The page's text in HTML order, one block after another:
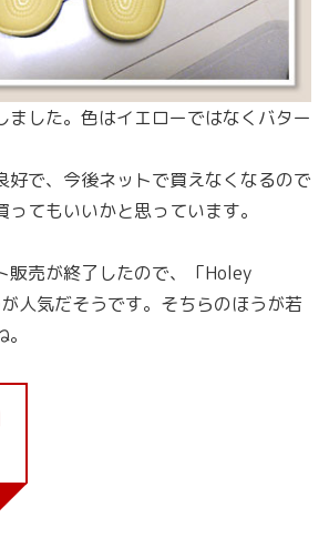
ました。色はイエローではなくバター
好で、今後ネットで買えなくなるので
てもいいかと思っています。
販売が終了したので、「Holey
人気だそうです。そちらのほうが若